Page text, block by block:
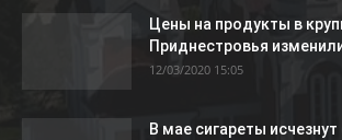
Цены на продукты в
Приднестровья
12/03/2020 15:05
В мае сигареты